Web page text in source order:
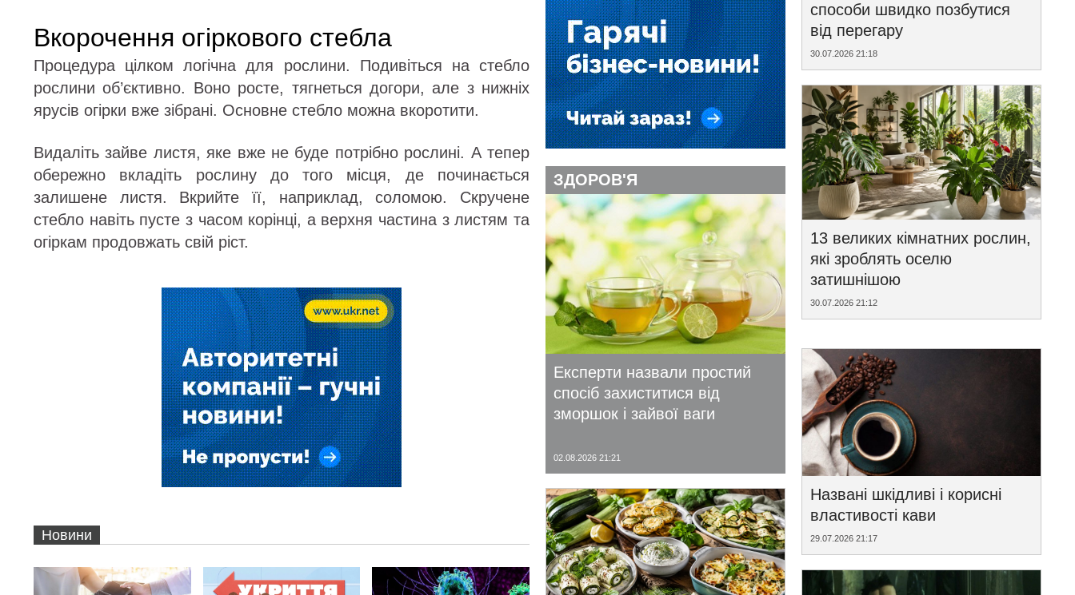
Вкорочення огіркового стебла
Процедура цілком логічна для рослини. Подивіться на стебло
рослини об’єктивно. Воно росте, тягнеться догори, але з нижніх
ярусів огірки вже зібрані. Основне стебло можна вкоротити.
Видаліть зайве листя, яке вже не буде потрібно рослині. А тепер
обережно вкладіть рослину до того місця, де починається
залишене листя. Вкрийте її, наприклад, соломою. Скручене
стебло навіть пусте з часом корінці, а верхня частина з листям та
огіркам продовжать свій ріст.
Новини
ЗДОРОВ'Я
Експерти назвали простий
спосіб захиститися від
зморшок і зайвої ваги
02.08.2026 21:21
способи швидко позбутися
від перегару
30.07.2026 21:18
13 великих кімнатних рослин,
які зроблять оселю
затишнішою
30.07.2026 21:12
Названі шкідливі і корисні
властивості кави
29.07.2026 21:17